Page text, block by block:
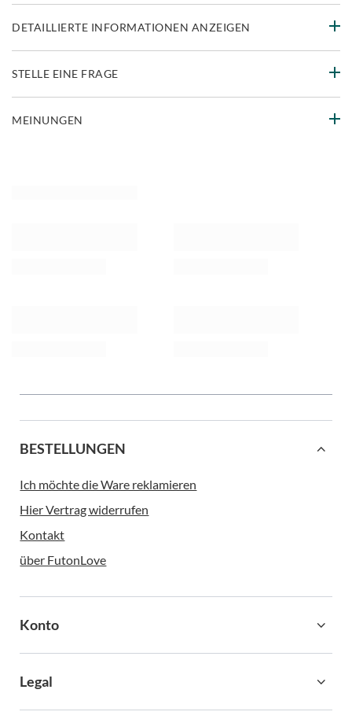
DETAILLIERTE INFORMATIONEN ANZEIGEN
STELLE EINE FRAGE
MEINUNGEN
BESTELLUNGEN
Ich möchte die Ware reklamieren
Hier Vertrag widerrufen
Kontakt
über FutonLove
Konto
Legal